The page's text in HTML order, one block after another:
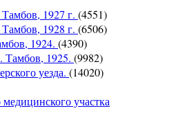
1927 г. (4551)
1928 г. (6506)
1924. (4390)
Тамбов, 1925. (9982)
уезда. (14020)
участка